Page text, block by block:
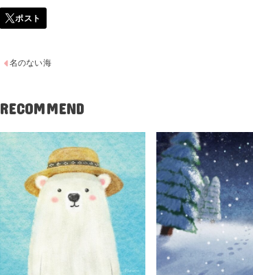
名のない海
RECOMMEND